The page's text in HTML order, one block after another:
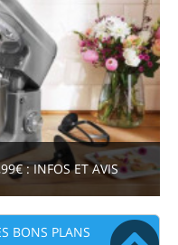
: INFOS ET AVIS
BONS PLANS